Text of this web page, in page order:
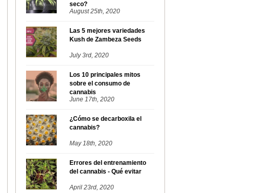
seco?
August 25th, 2020
Las 5 mejores variedades
Kush de Zambeza Seeds
July 3rd, 2020
Los 10 principales mitos
sobre el consumo de
cannabis
June 17th, 2020
¿Cómo se decarboxila el
cannabis?
May 18th, 2020
Errores del entrenamiento
del cannabis - Qué evitar
April 23rd, 2020